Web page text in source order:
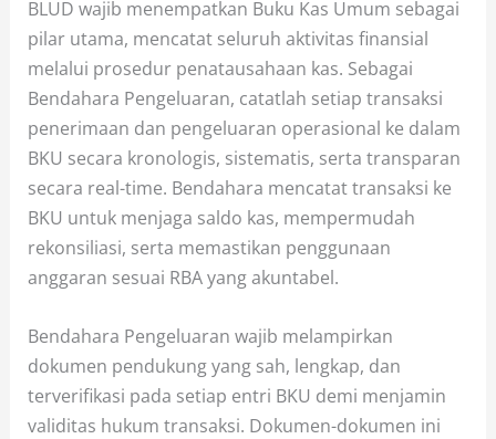
BLUD wajib menempatkan Buku Kas Umum sebagai
pilar utama, mencatat seluruh aktivitas finansial
melalui prosedur penatausahaan kas. Sebagai
Bendahara Pengeluaran, catatlah setiap transaksi
penerimaan dan pengeluaran operasional ke dalam
BKU secara kronologis, sistematis, serta transparan
secara real-time. Bendahara mencatat transaksi ke
BKU untuk menjaga saldo kas, mempermudah
rekonsiliasi, serta memastikan penggunaan
anggaran sesuai RBA yang akuntabel.
Bendahara Pengeluaran wajib melampirkan
dokumen pendukung yang sah, lengkap, dan
terverifikasi pada setiap entri BKU demi menjamin
validitas hukum transaksi. Dokumen-dokumen ini